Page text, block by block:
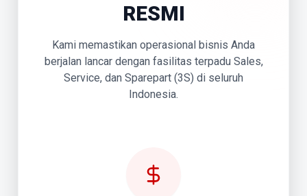
RESMI
Kami memastikan operasional bisnis Anda
berjalan lancar dengan fasilitas terpadu Sales,
Service, dan Sparepart (3S) di seluruh
Indonesia.